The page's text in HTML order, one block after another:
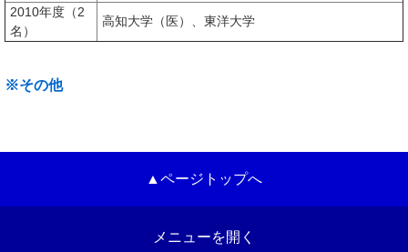
2010年度（2
名）
高知大学（医）、東洋大学
※その他
▲ページトップへ
メニューを開く